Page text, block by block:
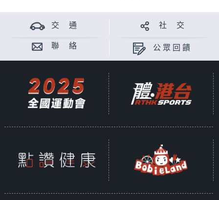
交 通 社 交
聯 絡 公眾回饋